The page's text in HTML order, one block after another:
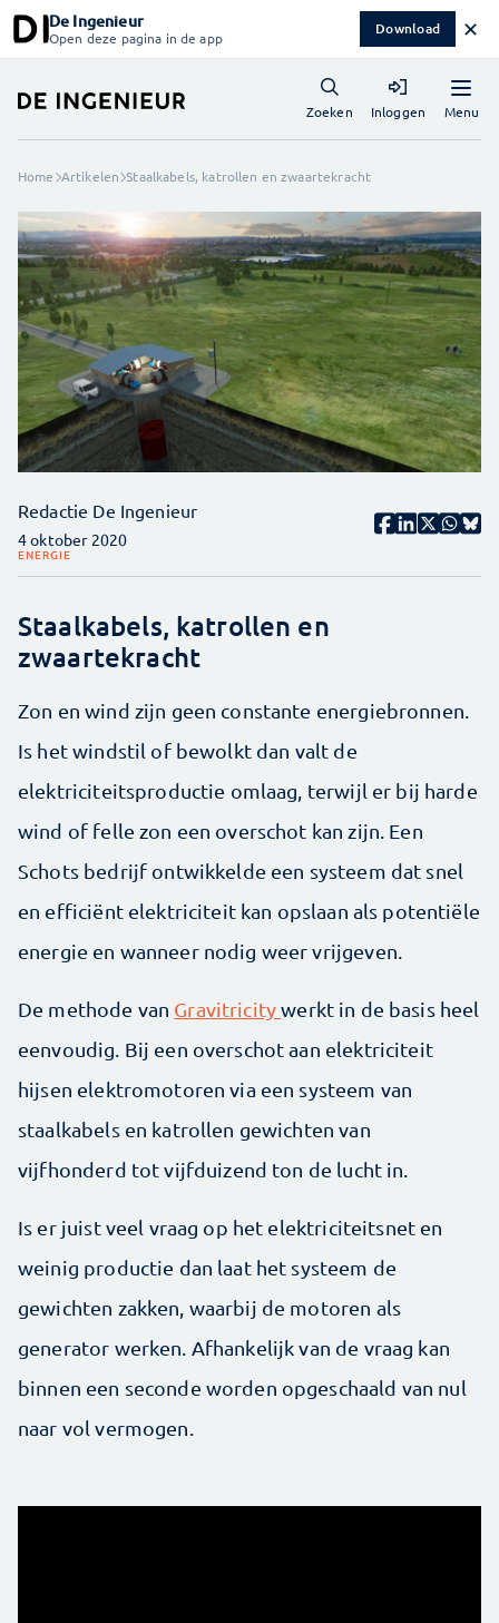
De Ingenieur
Open deze pagina in de app Download ✕
Menu
Zoeken Inloggen
Home Artikelen Staalkabels, katrollen en zwaartekracht
Redactie De Ingenieur
4 oktober 2020
ENERGIE
Staalkabels, katrollen en
zwaartekracht
Zon en wind zijn geen constante energiebronnen.
Is het windstil of bewolkt dan valt de
elektriciteitsproductie omlaag, terwijl er bij harde
wind of felle zon een overschot kan zijn. Een
Schots bedrijf ontwikkelde een systeem dat snel
en efficiënt elektriciteit kan opslaan als potentiële
energie en wanneer nodig weer vrijgeven.
De methode van Gravitricitywerkt in de basis heel
eenvoudig. Bij een overschot aan elektriciteit
hijsen elektromotoren via een systeem van
staalkabels en katrollen gewichten van
vijfhonderd tot vijfduizend ton de lucht in.
Is er juist veel vraag op het elektriciteitsnet en
weinig productie dan laat het systeem de
gewichten zakken, waarbij de motoren als
generator werken. Afhankelijk van de vraag kan
binnen een seconde worden opgeschaald van nul
naar vol vermogen.